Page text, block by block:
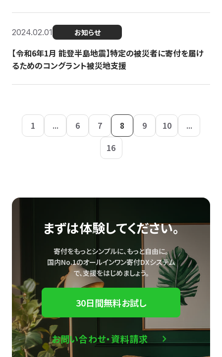
2024.02.01 お知らせ
【令和6年1月 能登半島地震】特定の被災者に寄付を届け
るためのコングラント被災地支援
1 ... 6 7 8 9 10
...
16
まずは体験してください。
寄付をもっとシンプルに、もっと自由に。
国内No.1のオールインワン寄付DXシステム
で、支援をはじめましょう。
30日間無料お試し
お問い合わせ・資料請求